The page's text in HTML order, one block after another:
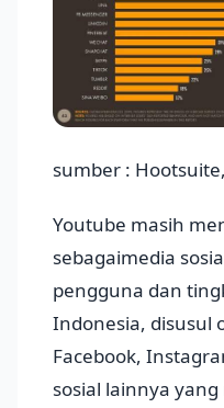
sumber :
Youtube masih
sebagaimedia
pengguna dan
Indonesia, disusul
Facebook,
sosial lainnya